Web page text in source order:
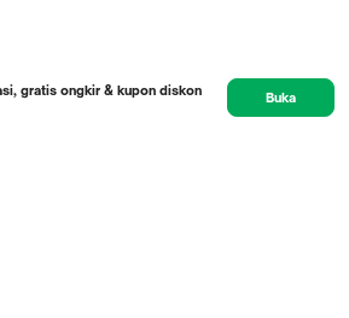
gratis ongkir & kupon diskon
Buka